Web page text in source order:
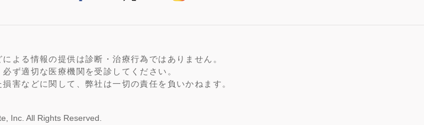
よる情報の提供は診断・治療行為ではありません。
ず適切な医療機関を受診してください。
害などに関して、弊社は一切の責任を負いかねます。
Inc. All Rights Reserved.